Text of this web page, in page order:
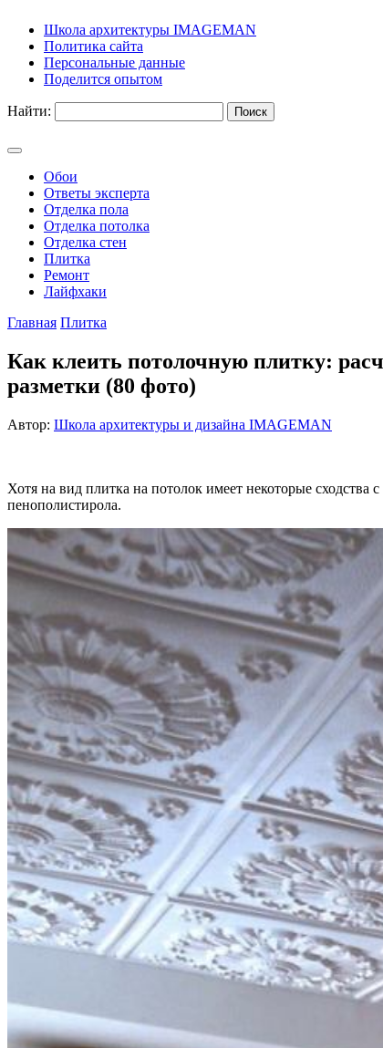
Школа архитектуры IMAGEMAN
Политика сайта
Персональные данные
Поделится опытом
Найти:
Обои
Ответы эксперта
Отделка пола
Отделка потолка
Отделка стен
Плитка
Ремонт
Лайфхаки
Главная Плитка
Как клеить потолочную плитку:
разметки (80 фото)
Автор: Школа архитектуры и дизайна IMAGEMAN
Хотя на вид плитка на потолок имеет некоторые сходства
пенополистирола.